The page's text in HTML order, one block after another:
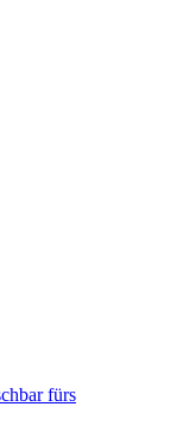
fürs